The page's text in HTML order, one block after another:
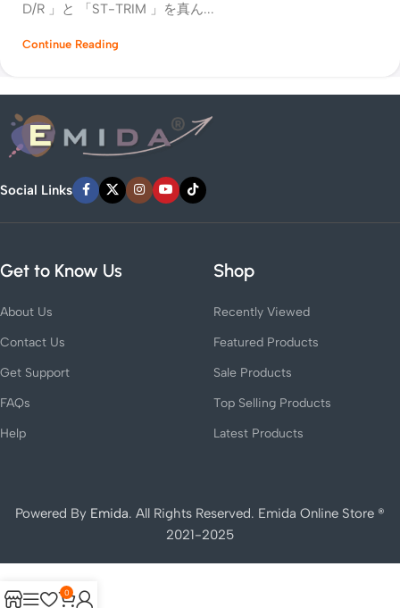
D/R 」と 「ST-TRIM 」を真ん...
Continue Reading
Social Links
Get to Know Us
About Us
Contact Us
Get Support
FAQs
Help
Shop
Recently Viewed
Featured Products
Sale Products
Top Selling Products
Latest Products
Powered By Emida. All Rights Reserved. Emida Online Store ®
2021-2025
0